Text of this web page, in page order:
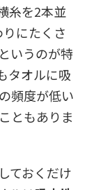
糸を2本並
にたくさ
いうのが特
タオルに吸
頻度が低い
ともありま
ておくだけ